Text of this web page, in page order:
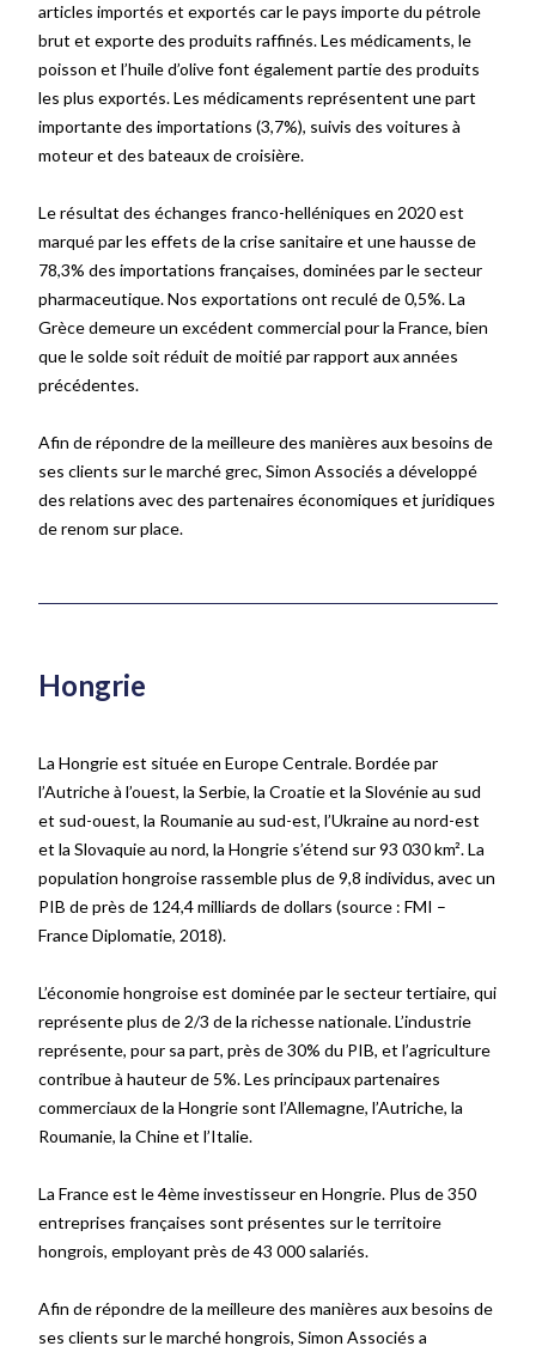
articles importés et exportés car le pays importe du pétrole
brut et exporte des produits raffinés. Les médicaments, le
poisson et l’huile d’olive font également partie des produits
les plus exportés. Les médicaments représentent une part
importante des importations (3,7%), suivis des voitures à
moteur et des bateaux de croisière.
Le résultat des échanges franco-helléniques en 2020 est
marqué par les effets de la crise sanitaire et une hausse de
78,3% des importations françaises, dominées par le secteur
pharmaceutique. Nos exportations ont reculé de 0,5%. La
Grèce demeure un excédent commercial pour la France, bien
que le solde soit réduit de moitié par rapport aux années
précédentes.
Afin de répondre de la meilleure des manières aux besoins de
ses clients sur le marché grec, Simon Associés a développé
des relations avec des partenaires économiques et juridiques
de renom sur place.
Hongrie
La Hongrie est située en Europe Centrale. Bordée par
l’Autriche à l’ouest, la Serbie, la Croatie et la Slovénie au sud
et sud-ouest, la Roumanie au sud-est, l’Ukraine au nord-est
et la Slovaquie au nord, la Hongrie s’étend sur 93 030 km². La
population hongroise rassemble plus de 9,8 individus, avec un
PIB de près de 124,4 milliards de dollars(source : FMI –
France Diplomatie, 2018).
L’économie hongroise est dominée par le secteur tertiaire, qui
représente plus de 2/3 de la richesse nationale. L’industrie
représente, pour sa part, près de 30% du PIB, et l’agriculture
contribue à hauteur de 5%. Les principaux partenaires
commerciaux de la Hongrie sont l’Allemagne, l’Autriche, la
Roumanie, la Chine et l’Italie.
La France est le 4èmeinvestisseur en Hongrie. Plus de 350
entreprises françaises sont présentes sur le territoire
hongrois, employant près de 43 000 salariés.
Afin de répondre de la meilleure des manières aux besoins de
ses clients sur le marché hongrois, Simon Associés a